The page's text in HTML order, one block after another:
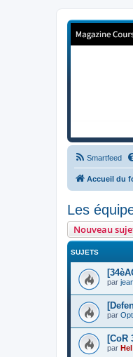
Forum
Smartfeed
Accueil du
Les
Nouveau
SUJETS
par
par
[CoR
par Hel